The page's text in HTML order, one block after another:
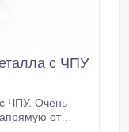
с ЧПУ
ЧПУ. Очень
от